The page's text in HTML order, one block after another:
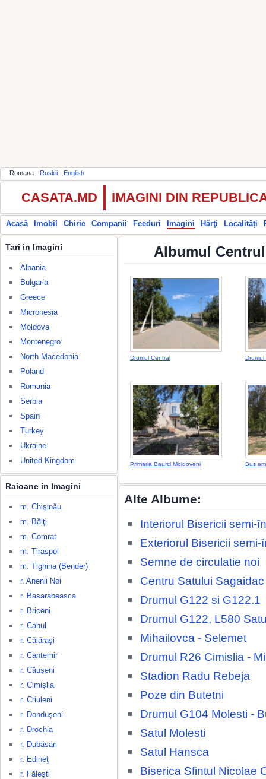
Romana Ruskii English
CASATA.MD IMAGINI DIN
Acasă Imobil Chirie Companii Feeduri Imagini Hărţi Localități
Tari in Imagini
Albania
Bulgaria
Greece
Micronesia
Moldova
Montenegro
North Macedonia
Poland
Romania
Serbia
Spain
Turkey
Ukraine
United Kingdom
Raioane in Imagini
m. Chişinău
m. Bălţi
m. Comrat
m. Tiraspol
m. Tighina (Bender)
r. Anenii Noi
r. Basarabeasca
r. Briceni
r. Cahul
r. Călăraşi
r. Cantemir
r. Căuşeni
r. Cimişlia
r. Criuleni
r. Donduşeni
r. Drochia
r. Dubăsari
r. Edineţ
r. Făleşti
Albumul
Drumul Central
Primaria Baurci Moldoveni Bus
Alte Albume:
Interiorul Bisericii semi-
Exteriorul Bisericii
Semne de circulatie noi
Centru Satului Sagaidac
Drumul G122 si G122.1
Drumul G122, L580
Mihailovca - Selemet
Drumul R26 Cimislia -
Stadion Radu Rebeja
Poze din Butetni
Drumul G104 Molesti -
Satul Molesti
Satul Hansca
Biserica Sfintul Nicolae